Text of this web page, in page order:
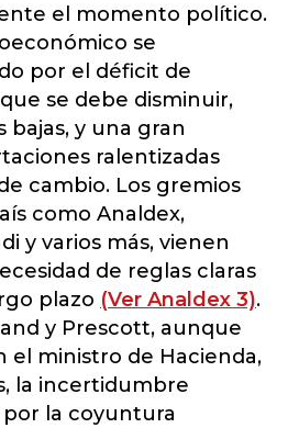
el momento político.
se
por el déficit de
se debe disminuir,
y una gran
ralentizadas
cambio. Los gremios
como Analdex,
y varios más, vienen
de reglas claras
plazo (Ver Analdex 3).
y Prescott, aunque
el ministro de Hacienda,
la incertidumbre
la coyuntura